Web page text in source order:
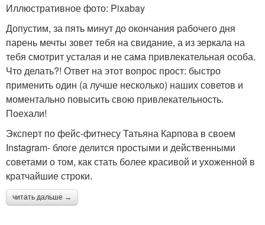
Иллюстративное фото: Pixabay
Допустим, за пять минут до окончания рабочего дня
парень мечты зовет тебя на свидание, а из зеркала на
тебя смотрит усталая и не сама привлекательная особа.
Что делать?! Ответ на этот вопрос прост: быстро
применить один (а лучше несколько) наших советов и
моментально повысить свою привлекательность.
Поехали!
Эксперт по фейс-фитнесу Татьяна Карпова в своем
Instagram- блоге делится простыми и действенными
советами о том, как стать более красивой и ухоженной в
кратчайшие строки.
читать дальше →